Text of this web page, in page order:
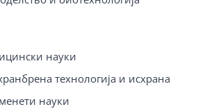
науки
технологија и исхрана
науки